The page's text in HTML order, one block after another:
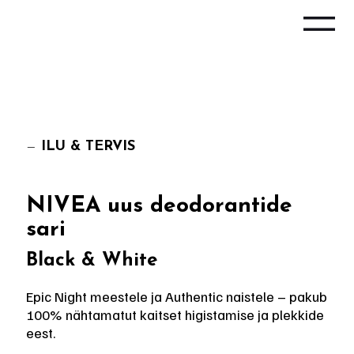
— ILU & TERVIS
NIVEA uus deodorantide
sari
Black & White
Epic Night meestele ja Authentic naistele – pakub
100% nähtamatut kaitset higistamise ja plekkide
eest.